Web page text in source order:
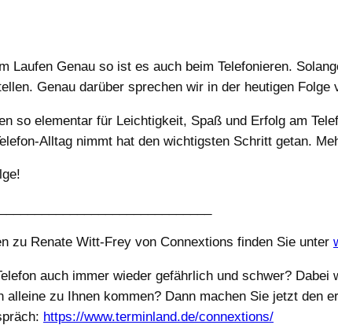
Laufen Genau so ist es auch beim Telefonieren.
Genau darüber sprechen wir in der heutigen Folge
so elementar für Leichtigkeit, Spaß und Erfolg am
Alltag nimmt hat den wichtigsten Schritt getan.
zu Renate Witt-Frey von Connextions finden Sie unter
auch immer wieder gefährlich und schwer?
alleine zu Ihnen kommen? Dann machen Sie jetzt den
https://www.terminland.de/connextions/